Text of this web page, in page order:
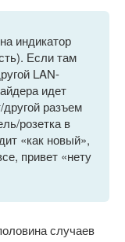
индикатор
Если там
LAN-
идет
разъем
розетка в
«как новый»,
привет «нету
случаев